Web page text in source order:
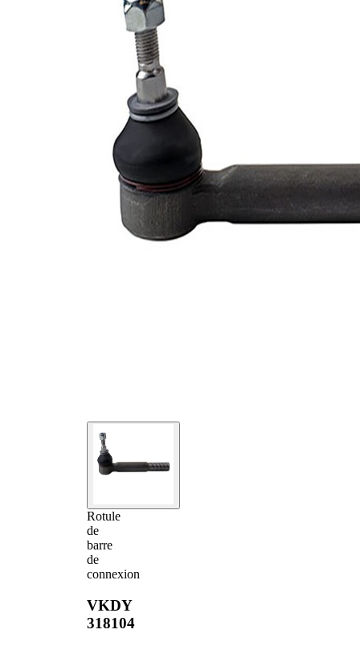
Rotule
de
barre
de
connexion
VKDY
318104
Propriété
Article
complémentaire/Info
complémentaire
Numéro d'article en